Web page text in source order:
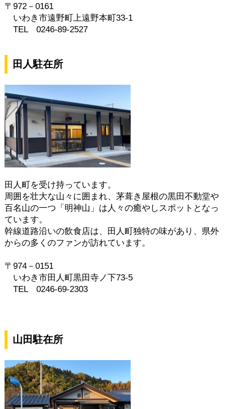
〒972－0161
いわき市遠野町上遠野本町33-1
TEL 0246-89-2527
田人駐在所
田人町を受け持っています。
周囲を壮大な山々に囲まれ、茅葺き屋根の黒田不動堂や
百名山の一つ「明神山」は人々の癒やしスポットとなっ
ています。
幹線道路沿いの飲食店は、田人町独特の味があり、県外
からの多くのファンが訪れています。
〒974－0151
いわき市田人町黒田寺ノ下73-5
TEL 0246-69-2303
山田駐在所